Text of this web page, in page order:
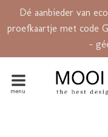
Dé aanbieder van
proefkaartje met code
-
menu